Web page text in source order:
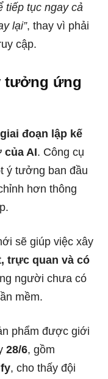
tiếp tục ngay cả
lại”, thay vì phải
cập.
tưởng ứng
giai đoạn lập kế
AI. Công cụ
ý tưởng ban đầu
hơn thông
sẽ giúp việc xây
trực quan và có
người chưa có
mềm.
phẩm được giới
28/6, gồm
, cho thấy đội